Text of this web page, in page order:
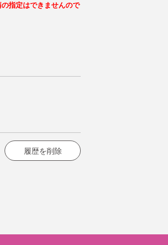
指定はできませんので